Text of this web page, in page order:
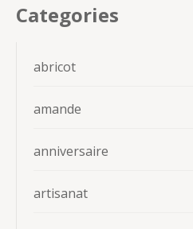
Categories
abricot
amande
anniversaire
artisanat